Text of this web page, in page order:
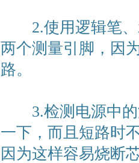
2.使用逻辑笔、
两个测量引脚，因
路。
3.检测电源中的
一下，而且短路时
因为这样容易烧断